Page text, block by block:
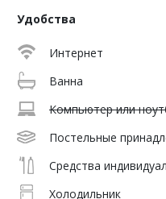
Удобства
Интернет
Ванна
Компьютер или
Постельные
Средства
Холодильник